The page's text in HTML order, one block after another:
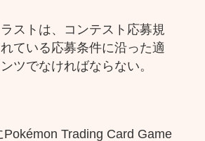
ストは、コンテスト応募規
ている応募条件に沿った適
ツでなければならない。
Pokémon Trading Card Game